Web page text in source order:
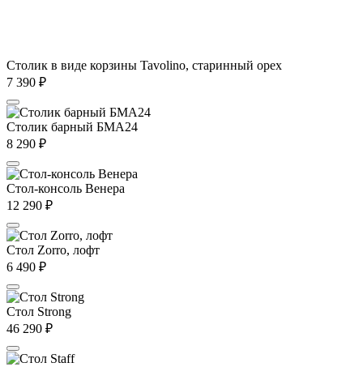
Столик в виде корзины Tavolino, старинный орех
7 390 ₽
Столик барный БМА24
8 290 ₽
Стол-консоль Венера
12 290 ₽
Стол Zorro, лофт
6 490 ₽
Стол Strong
46 290 ₽